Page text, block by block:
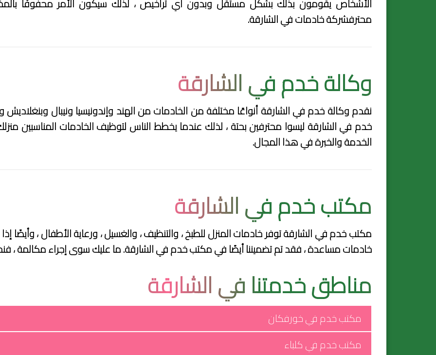
الأشخاص يقومون بذلك بشكل مستقل وبدون أي تراخيص ، لذلك سيكون الأمر محفوفًا
محترفشركة خادمات في الشارقة.
وكالة خدم في الشارقة
نقدم وكالة خدم في الشارقة أنواعًا مختلفة من الخادمات من الهند وإندونيسيا ونيبال وبنغلاديش
خدم في الشارقة ليسوا محترفين بحتة ، لذلك عندما يخطط الناس لتوظيف الخادمات المناسبين
الخدمة والخبرة في هذا المجال.
مكتب خدم في الشارقة
مكتب خدم في الشارقةتوفر خادمات المنزل للطبخ ، والتنظيف ، والغسيل ، ورعاية الأطفال ، وأيضًا
خادمات مساعدة ، فقد تم تضميننا أيضًا في مكتب خدم في الشارقة. ما عليك سوى إجراء مكالمة ، فنحن متاحون على
مناطق خدمتنا في الشارقة
مكتب خدم في خورفكان
مكتب خدم في كلباء